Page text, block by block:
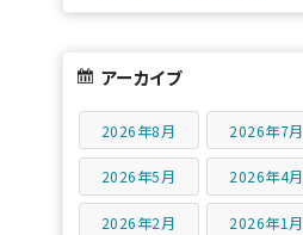
アーカイブ
2026年8月 2026年7月
2026年5月 2026年4月
2026年2月 2026年1月